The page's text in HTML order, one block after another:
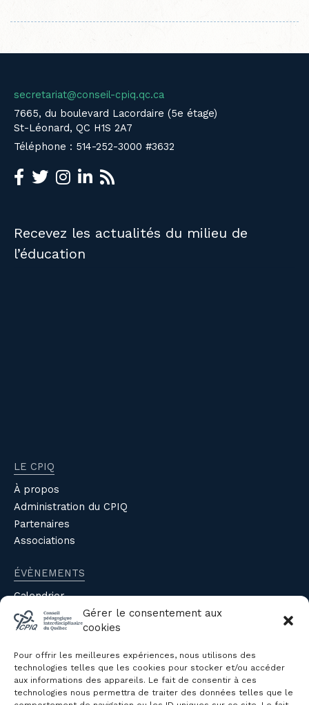
Gérer le consentement aux
cookies
Pour offrir les meilleures expériences, nous utilisons des
technologies telles que les cookies pour stocker et/ou accéder
aux informations des appareils. Le fait de consentir à ces
technologies nous permettra de traiter des données telles que le
secretariat@conseil-cpiq.qc.ca
7665, du boulevard Lacordaire (5e étage)
St-Léonard, QC H1S 2A7
Téléphone : 514-252-3000 #3632
Recevez les actualités du milieu de
l’éducation
LE CPIQ
À propos
Administration du CPIQ
Partenaires
Associations
ÉVÈNEMENTS
Calendrier
Évènements du CPIQ
Revue
Avis et mémoires
Autres publications